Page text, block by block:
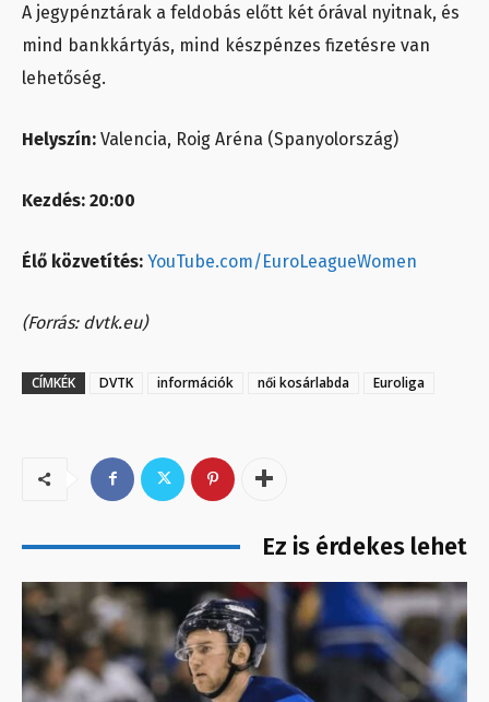
A jegypénztárak a feldobás előtt két órával nyitnak, és
mind bankkártyás, mind készpénzes fizetésre van
lehetőség.
Helyszín: Valencia, Roig Aréna (Spanyolország)
Kezdés: 20:00
Élő közvetítés: YouTube.com/EuroLeagueWomen
(Forrás: dvtk.eu)
CÍMKÉK DVTK információk női kosárlabda Euroliga
Ez is érdekes lehet